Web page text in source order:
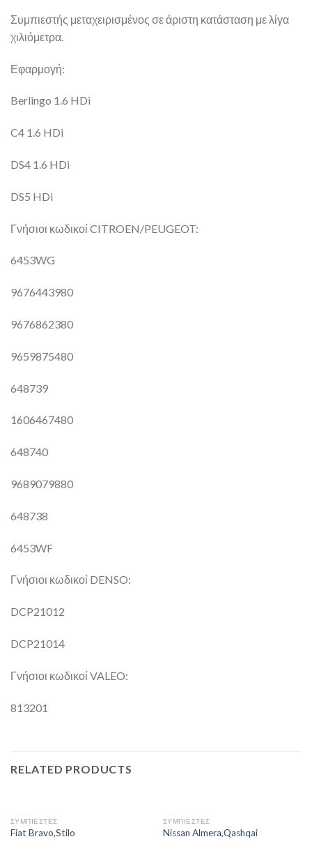
Συμπιεστής μεταχειρισμένος σε άριστη κατάσταση με λίγα
χιλιόμετρα.
Εφαρμογή:
Berlingo 1.6 HDi
C4 1.6 HDi
DS4 1.6 HDi
DS5 HDi
Γνήσιοι κωδικοί CITROEN/PEUGEOT:
6453WG
9676443980
9676862380
9659875480
648739
1606467480
648740
9689079880
648738
6453WF
Γνήσιοι κωδικοί DENSO:
DCP21012
DCP21014
Γνήσιοι κωδικοί VALEO:
813201
RELATED PRODUCTS
ΣΥΜΠΙΕΣΤΕΣ
Fiat Bravo,Stilo
ΣΥΜΠΙΕΣΤΕΣ
Nissan Almera,Qashqai